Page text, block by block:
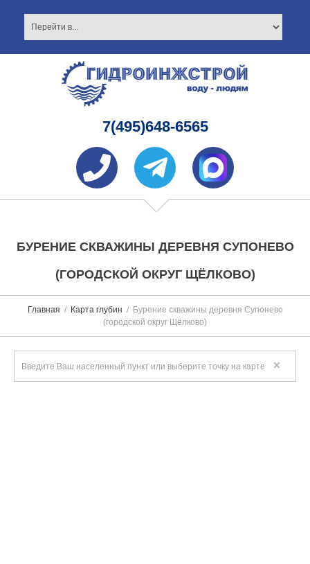
7(495)648-6565
БУРЕНИЕ СКВАЖИНЫ ДЕРЕВНЯ СУПОНЕВО
(ГОРОДСКОЙ ОКРУГ ЩЁЛКОВО)
Главная Карта глубин
Бурение скважины деревня Супонево
(городской округ Щёлково)